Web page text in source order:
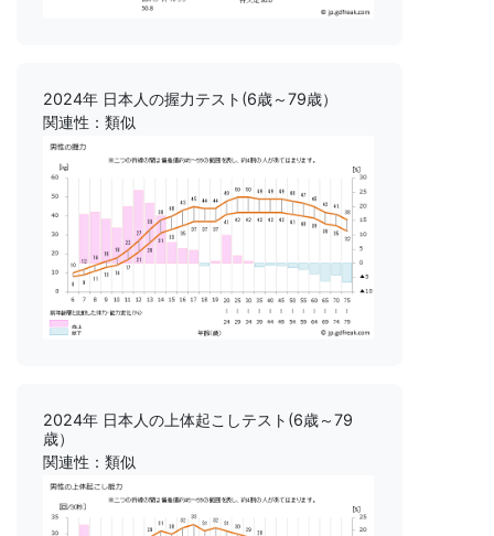
2024年 日本人の握力テスト(6歳～79歳）
関連性：類似
2024年 日本人の上体起こしテスト(6歳～79
歳）
関連性：類似